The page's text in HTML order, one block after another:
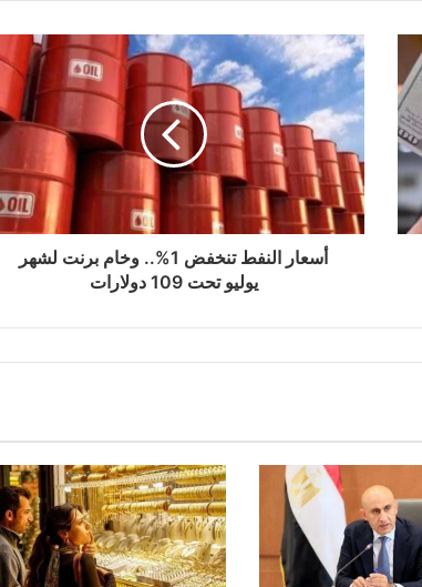
أسعار النفط تنخفض 1%.. وخام برنت لشهر
يوليو تحت 109 دولارات